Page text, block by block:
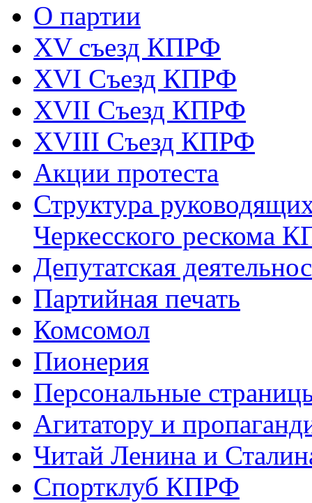
О партии
XV съезд КПРФ
XVI Съезд КПРФ
XVII Cъезд КПРФ
XVIII Cъезд КПРФ
Акции протеста
Структура
Черкесского рескома
Депутатская
Партийная печать
Комсомол
Пионерия
Персональные
Агитатору и
Читай Ленина и
Спортклуб КПРФ